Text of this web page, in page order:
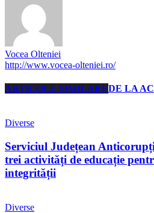
Vocea Olteniei
http://www.vocea-olteniei.ro/
ARTICOLE SIMILAREDE LA
Diverse
Serviciul Județean
trei activități de educație
integrității
Diverse